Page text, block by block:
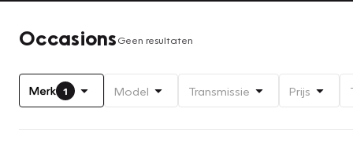
OccasionsGeen resultaten
Merk 1 Model Transmissie Prijs